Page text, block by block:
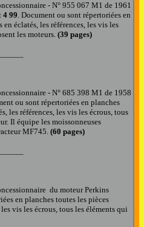
- N° 955 067 M1 de 1961
4 99. Document ou sont répertoriées en
éclatés, les références, les vis les
les moteurs. (39 pages)
- N° 685 398 M1 de 1958
ou sont répertoriées en planches
les références, les vis les écrous, tous
Il équipe les moissonneuses
MF745. (60 pages)
du moteur Perkins
en planches toutes les pièces
vis les écrous, tous les éléments qui